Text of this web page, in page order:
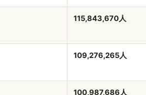
115,843,670人
109,276,265人
100,987,686人